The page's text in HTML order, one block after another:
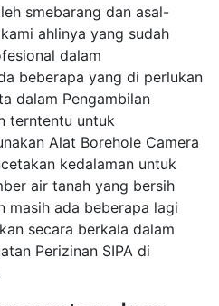
smebarang dan asal-
ahlinya yang sudah
dalam
beberapa yang di perlukan
dalam Pengambilan
terntentu untuk
Alat Borehole Camera
kedalaman untuk
air tanah yang bersih
masih ada beberapa lagi
secara berkala dalam
Perizinan SIPA di